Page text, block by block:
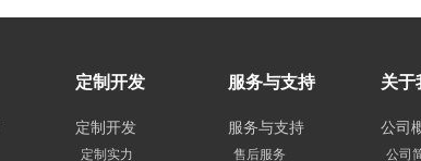
定制开发
定制开发
定制实力
服务与支持
服务与支持
售后服务
关于
公司
公司